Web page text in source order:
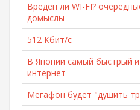
Вреден ли WI-FI?
домыслы
512 Кбит/с
В Японии самый быстрый
интернет
Мегафон будет "душить